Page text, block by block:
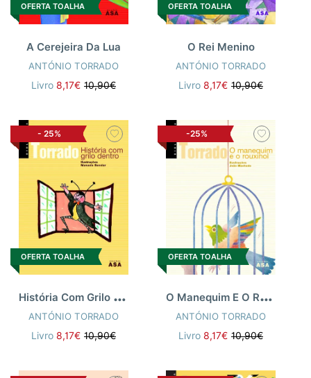
OFERTA TOALHA
A Cerejeira Da Lua
ANTÓNIO TORRADO
Livro 8,17€ 10,90€
OFERTA TOALHA
O Rei Menino
ANTÓNIO TORRADO
Livro 8,17€ 10,90€
- 25%
OFERTA TOALHA
H
istória Com Grilo Dentro
ANTÓNIO TORRADO
Livro 8,17€ 10,90€
-25%
OFERTA TOALHA
O
Manequim E O Rouxinol
ANTÓNIO TORRADO
Livro 8,17€ 10,90€